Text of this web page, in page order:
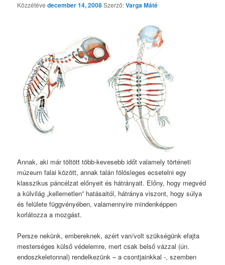
Közzétévedecember 14, 2008Szerző:Varga Máté
Annak, aki már töltött több-kevesebb időt valamely történeti
múzeum falai között, annak talán fölösleges ecsetelni egy
klasszikus páncélzat előnyeit és hátrányait. Előny, hogy megvéd
a külvilág „kellemetlen” hatásaitól, hátránya viszont, hogy súlya
és felülete függvényében, valamennyire mindenképpen
korlátozza a mozgást.
Persze nekünk, embereknek, azért van/volt szükségünk efajta
mesterséges külső védelemre, mert csak belső vázzal (ún.
endoszkeletonnal) rendelkezünk – a csontjainkkal -, szemben